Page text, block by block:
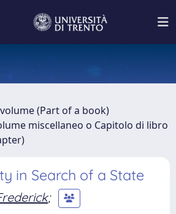
(Part of a book)
miscellaneo o Capitolo di libro
in Search of a State
;